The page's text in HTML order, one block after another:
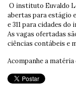
O instituto Euvaldo
abertas para estágio
e 311 para cidades
As vagas ofertadas
ciências contábeis e
Acompanhe a